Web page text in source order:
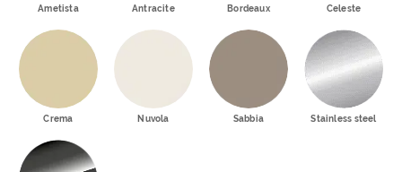
Ametista Antracite Bordeaux Celeste
Crema Nuvola Sabbia Stainless steel